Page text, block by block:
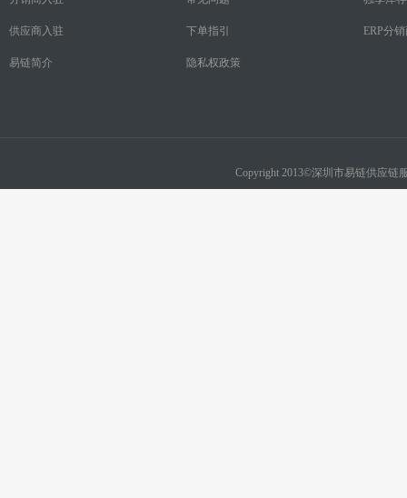
供应商入驻
易链简介
下单指引
隐私权政策
ERP分
Copyright 2013©深圳市易链供应链